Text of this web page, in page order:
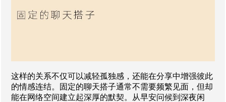
这样的关系不仅可以减轻孤独感，还能在分享中增强彼此
的情感连结。固定的聊天搭子通常不需要频繁见面，但却
能在网络空间建立起深厚的默契。从早安问候到深夜闲